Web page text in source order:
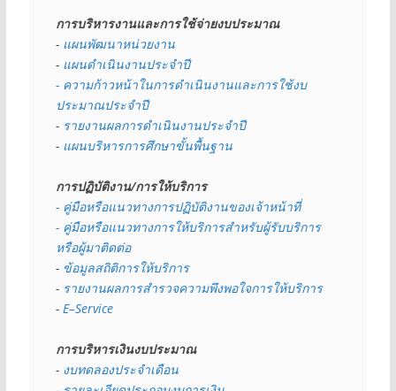
การบริหารงานและการใช้จ่ายงบประมาณ
- แผนพัฒนาหน่วยงาน
- แผนดำเนินงานประจำปี
- ความก้าวหน้าในการดำเนินงานและการใช้งบ
ประมาณประจำปี
- รายงานผลการดำเนินงานประจำปี
- แผนบริหารการศึกษาขั้นพื้นฐาน
การปฏิบัติงาน/การให้บริการ
- คู่มือหรือแนวทางการปฏิบัติงานของเจ้าหน้าที่
- คู่มือหรือแนวทางการให้บริการสำหรับผู้รับบริการ
หรือผู้มาติดต่อ
- ข้อมูลสถิติการให้บริการ
- รายงานผลการสำรวจความพึงพอใจการให้บริการ
- E–Service
การบริหารเงินงบประมาณ
- งบทดลองประจำเดือน